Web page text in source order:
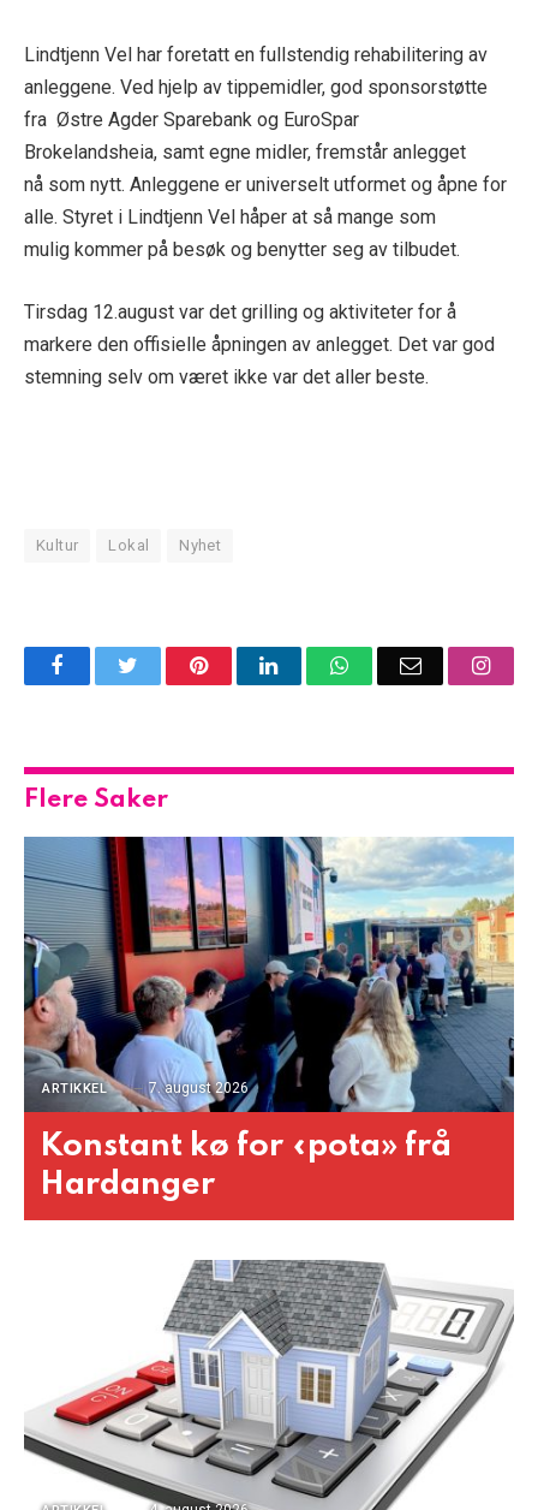
Lindtjenn Vel har foretatt en fullstendig rehabilitering av
anleggene. Ved hjelp av tippemidler, god sponsorstøtte
fra Østre Agder Sparebank og EuroSpar
Brokelandsheia, samt egne midler, fremstår anlegget
nå som nytt. Anleggene er universelt utformet og åpne for
alle. Styret i Lindtjenn Vel håper at så mange som
mulig kommer på besøk og benytter seg av tilbudet.
Tirsdag 12.august var det grilling og aktiviteter for å
markere den offisielle åpningen av anlegget. Det var god
stemning selv om været ikke var det aller beste.
Kultur Lokal Nyhet
FacebookTwitter PinterestLinkedInWhatsAppEmail
Flere Saker
ARTIKKEL 7. august 2026
Konstant kø for «pota» frå
Hardanger